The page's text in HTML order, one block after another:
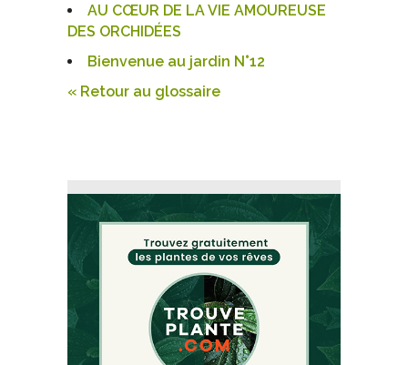
AU CŒUR DE LA VIE AMOUREUSE
DES ORCHIDÉES
Bienvenue au jardin N°12
« Retour au glossaire